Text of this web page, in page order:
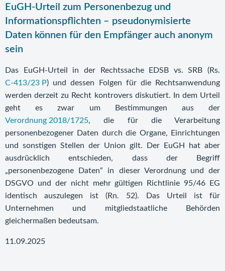
EuGH-Urteil zum Personenbezug und
Informationspflichten – pseudonymisierte
Daten können für den Empfänger auch anonym
sein
Das EuGH-Urteil in der Rechtssache EDSB vs. SRB (Rs.
C‑413/23 P) und dessen Folgen für die Rechtsanwendung
werden derzeit zu Recht kontrovers diskutiert. In dem Urteil
geht es zwar um Bestimmungen aus der
Verordnung 2018/1725, die für die Verarbeitung
personenbezogener Daten durch die Organe, Einrichtungen
und sonstigen Stellen der Union gilt. Der EuGH hat aber
ausdrücklich entschieden, dass der Begriff
„personenbezogene Daten“ in dieser Verordnung und der
DSGVO und der nicht mehr gültigen Richtlinie 95/46 EG
identisch auszulegen ist (Rn. 52). Das Urteil ist für
Unternehmen und mitgliedstaatliche Behörden
gleichermaßen bedeutsam.
11.09.2025